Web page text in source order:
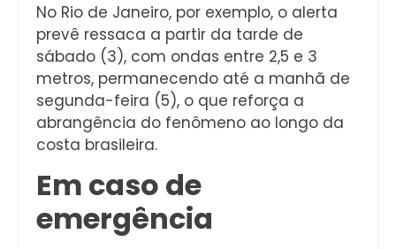
No Rio de Janeiro, por exemplo, o alerta
prevê ressaca a partir da tarde de
sábado (3), com ondas entre 2,5 e 3
metros, permanecendo até a manhã de
segunda-feira (5), o que reforça a
abrangência do fenômeno ao longo da
costa brasileira.
Em caso de
emergência